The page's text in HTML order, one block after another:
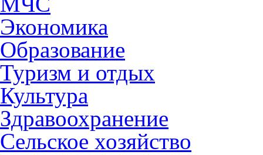
Экономика
Образование
Туризм и отдых
Культура
Здравоохранение
Сельское хозяйство